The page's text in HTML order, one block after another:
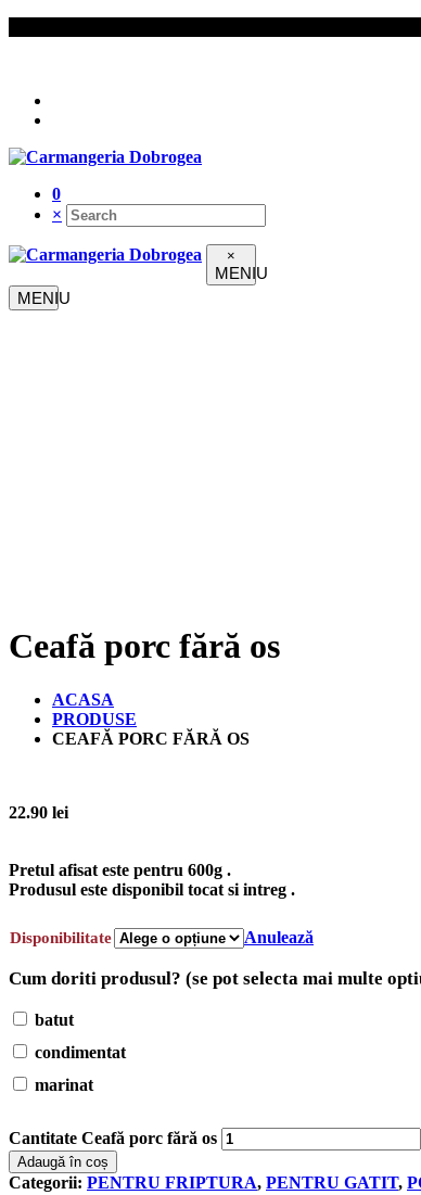
0
×
×
Ceafă porc fără os
ACASA
PRODUSE
CEAFĂ PORC FĂRĂ OS
22.90 lei
Pretul afisat este pentru 600g .
Produsul este disponibil tocat si intreg .
Disponibilitate Anulează
Cum doriti produsul? (se pot selecta mai multe
batut
condimentat
marinat
Cantitate Ceafă porc fără os
Adaugă în coș
Categorii: PENTRU FRIPTURA, PENTRU GATIT,